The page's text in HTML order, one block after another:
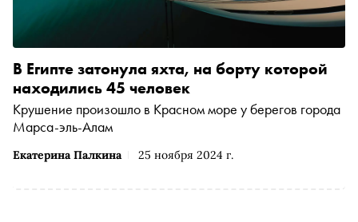
Екатерина Палкина 25 ноября 2024 г.
В Египте затонула яхта, на борту которой
находились 45 человек
Крушение произошло в Красном море у берегов города
Марса-эль-Алам